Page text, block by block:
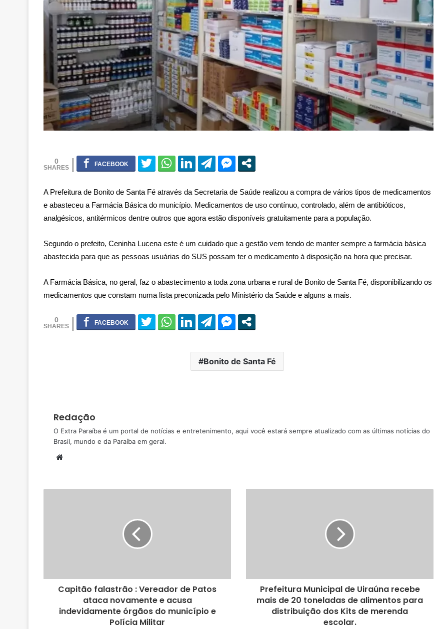
0
A Prefeitura de Bonito de Santa Fé através da Secretaria de Saúde realizou a compra de vários tipos de medicamentos
e abasteceu a Farmácia Básica do município. Medicamentos de uso contínuo, controlado, além de antibióticos,
analgésicos, antitérmicos dentre outros que agora estão disponíveis gratuitamente para a população.
Segundo o prefeito, Ceninha Lucena este é um cuidado que a gestão vem tendo de manter sempre a farmácia básica
abastecida para que as pessoas usuárias do SUS possam ter o medicamento à disposição na hora que precisar.
A Farmácia Básica, no geral, faz o abastecimento a toda zona urbana e rural de Bonito de Santa Fé, disponibilizando os
medicamentos que constam numa lista preconizada pelo Ministério da Saúde e alguns a mais.
0
Bonito de Santa Fé
Redação
O Extra Paraíba é um portal de notícias e entretenimento, aqui você estará sempre atualizado com as últimas notícias do
Brasil, mundo e da Paraíba em geral.
Capitão falastrão : Vereador de Patos
ataca novamente e acusa
indevidamente órgãos do município e
Polícia Militar
Prefeitura Municipal de Uiraúna recebe
mais de 20 toneladas de alimentos para
distribuição dos Kits de merenda
escolar.